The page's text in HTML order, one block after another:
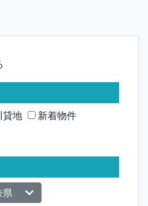
貸地
新着物件
県